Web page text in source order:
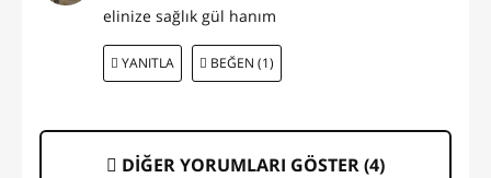
elinize sağlık gül hanım
YANITLA BEĞEN (1)
DİĞER YORUMLARI GÖSTER (4)